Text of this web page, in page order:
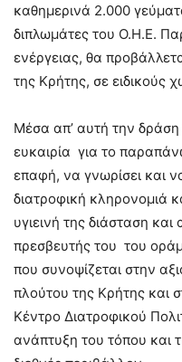
καθημερινά 2.000
διπλωμάτες του Ο.Η.Ε.
ενέργειας, θα
της Κρήτης, σε ειδικούς
Μέσα απ’ αυτή την δράση
ευκαιρία για το
επαφή, να γνωρίσει και
διατροφική κληρονομιά
υγιεινή της διάσταση
πρεσβευτής του του
που συνοψίζεται στην
πλούτου της Κρήτης και
Κέντρο Διατροφικού
ανάπτυξη του τόπου και